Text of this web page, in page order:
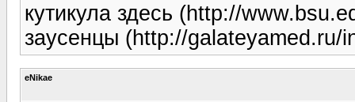
кутикула здесь (http://
заусенцы (http://galateyamed.ru/
eNikae